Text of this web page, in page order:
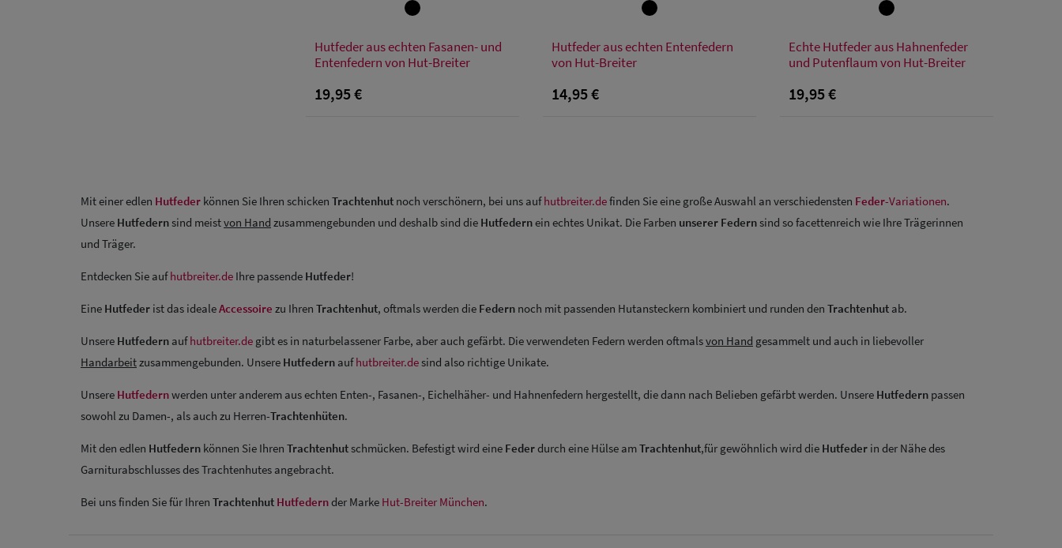
Einheitsgröße
Hutfeder aus echten Fasanen- und
Entenfedern von Hut-Breiter
19,95 €
Einheitsgröße
Hutfeder aus echten Entenfedern
von Hut-Breiter
14,95 €
Einheitsgröße
Echte Hutfeder aus Hahnenfeder
und Putenflaum von Hut-Breiter
19,95 €
Mit einer edlen Hutfeder können Sie Ihren schicken Trachtenhut noch verschönern, bei uns aufhutbreiter.definden Sie eine große Auswahl an verschiedensten Feder-Variationen.
Unsere Hutfedernsind meistvon Hand zusammengebunden und deshalb sind die Hutfedernein echtes Unikat. Die Farben unserer Federnsind so facettenreich wie Ihre Trägerinnen
und Träger.
Entdecken Sie aufhutbreiter.de Ihre passende Hutfeder!
Eine Hutfeder ist das idealeAccessoire zu Ihren Trachtenhut, oftmals werden die Federn noch mit passenden Hutansteckern kombiniert und runden den Trachtenhut ab.
Unsere Hutfedern aufhutbreiter.de gibt es in naturbelassener Farbe, aber auch gefärbt. Die verwendeten Federn werden oftmalsvon Hand gesammelt und auch in liebevoller
Handarbeit zusammengebunden. Unsere Hutfedern aufhutbreiter.desind also richtige Unikate.
Unsere Hutfedernwerden unter anderem aus echten Enten-, Fasanen-, Eichelhäher- und Hahnenfedern hergestellt, die dann nach Belieben gefärbt werden. Unsere Hutfedern passen
sowohl zu Damen-, als auch zu Herren-Trachtenhüten.
Mit den edlen Hutfedern können Sie Ihren Trachtenhutschmücken. Befestigt wird eine Federdurch eine Hülse amTrachtenhut,für gewöhnlich wird die Hutfeder in der Nähe des
Garniturabschlusses des Trachtenhutes angebracht.
Bei uns finden Sie für Ihren Trachtenhut Hutfedernder Marke Hut-Breiter München.